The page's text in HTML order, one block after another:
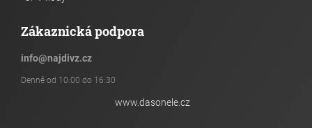
Zákaznická podpora
info@najdivz.cz
Denně od 10:00 do 16:30
www.dasonele.cz